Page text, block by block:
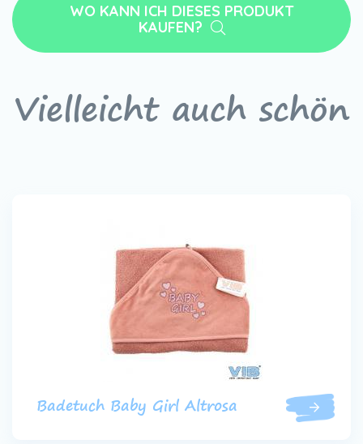
WO KANN ICH DIESES PRODUKT
KAUFEN?
Vielleicht auch schön
Badetuch Baby Girl Altrosa